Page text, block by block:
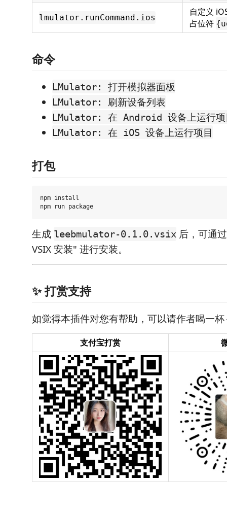
lmulator.runCommand.ios
自定义
占位符
命令
LMulator: 打开模拟器面板
LMulator: 刷新设备列表
LMulator: 在 Android 设备上运行项
LMulator: 在 iOS 设备上运行项目
打包
npm install
生成 leebmulator-0.1.0.vsix 后，可通
VSIX 安装" 进行安装。
✨ 打赏支持
如觉得本插件对您有帮助，可以请作者喝一杯
支付宝打赏